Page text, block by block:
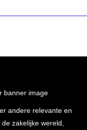
andere relevante en
zakelijke wereld,